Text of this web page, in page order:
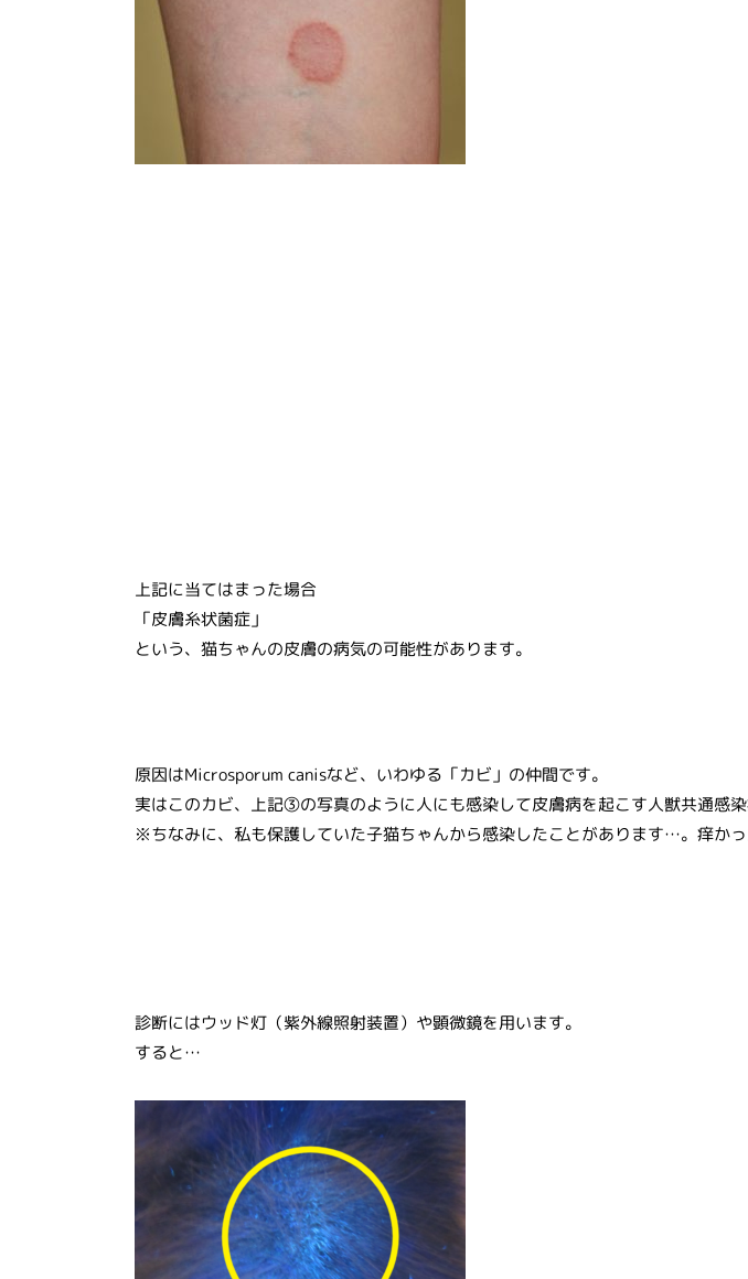
上記に当てはまった場合
「皮膚糸状菌症」
という、猫ちゃんの皮膚の病気の可能性があります。
原因はMicrosporum canisなど、いわゆる「カビ」の仲間です。
実はこのカビ、上記③の写真のように人にも感染して皮膚病を起こす人獣共通感染
※ちなみに、私も保護していた子猫ちゃんから感染したことがあります…。痒かっ
診断にはウッド灯（紫外線照射装置）や顕微鏡を用います。
すると…